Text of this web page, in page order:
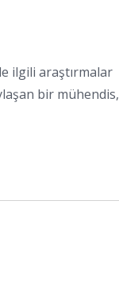
ilgili araştırmalar
bir mühendis,